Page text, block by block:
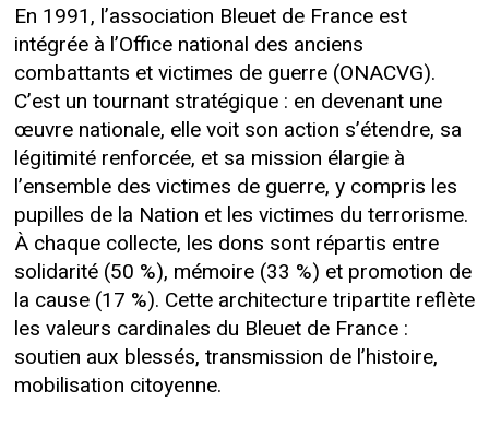
En 1991, l’association Bleuet de France est
intégrée à l’Office national des anciens
combattants et victimes de guerre (ONACVG).
C’est un tournant stratégique : en devenant une
œuvre nationale, elle voit son action s’étendre, sa
légitimité renforcée, et sa mission élargie à
l’ensemble des victimes de guerre, y compris les
pupilles de la Nation et les victimes du terrorisme.
À chaque collecte, les dons sont répartis entre
solidarité (50 %), mémoire (33 %) et promotion de
la cause (17 %). Cette architecture tripartite reflète
les valeurs cardinales du Bleuet de France :
soutien aux blessés, transmission de l’histoire,
mobilisation citoyenne.